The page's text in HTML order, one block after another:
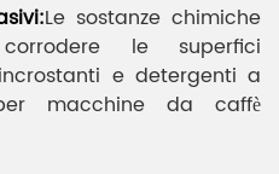
Le sostanze chimiche
le superfici
e detergenti a
macchine da caffè